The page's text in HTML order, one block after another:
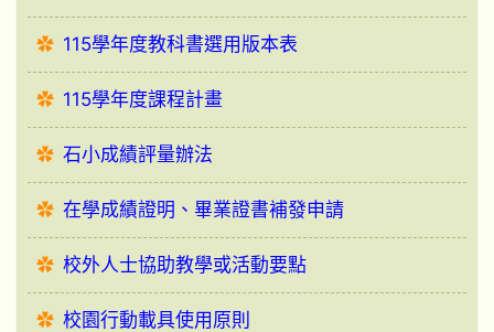
115學年度教科書選用版本表
115學年度課程計畫
石小成績評量辦法
在學成績證明、畢業證書補發申請
校外人士協助教學或活動要點
校園行動載具使用原則